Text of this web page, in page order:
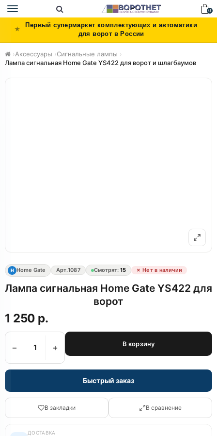
Toggle
navigation
0
Первый супермаркет комплектующих и автоматики
для ворот в России
›Аксессуары ›Сигнальные лампы ›
Лампа сигнальная Home Gate YS422 для ворот и шлагбаумов
H Home Gate Арт.1087 Смотрят: 15 ✗ Нет в наличии
Лампа сигнальная Home Gate YS422 для
ворот
1 250 р.
− + В корзину
Быстрый заказ
В закладки В сравнение
ДОСТАВКА